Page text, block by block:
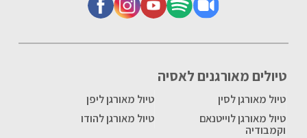
טיולים מאורגנים לאסיה
טיול מאורגן לסין
טיול מאורגן ליפן
טיול מאורגן לוייטנאם
וקמבודיה
טיול מאורגן להודו